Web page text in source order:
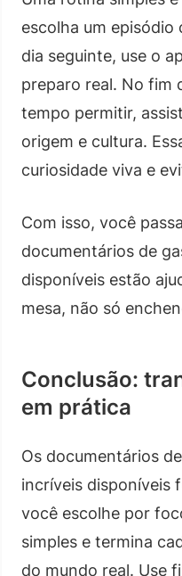
escolha um
dia seguinte, use o
preparo real. No fim
tempo permitir,
origem e cultura.
curiosidade viva e
Com isso, você
documentários de
disponíveis estão
mesa, não só
Conclusão:
em prática
Os documentários
incríveis disponíveis
você escolhe por
simples e termina
do mundo real. Use